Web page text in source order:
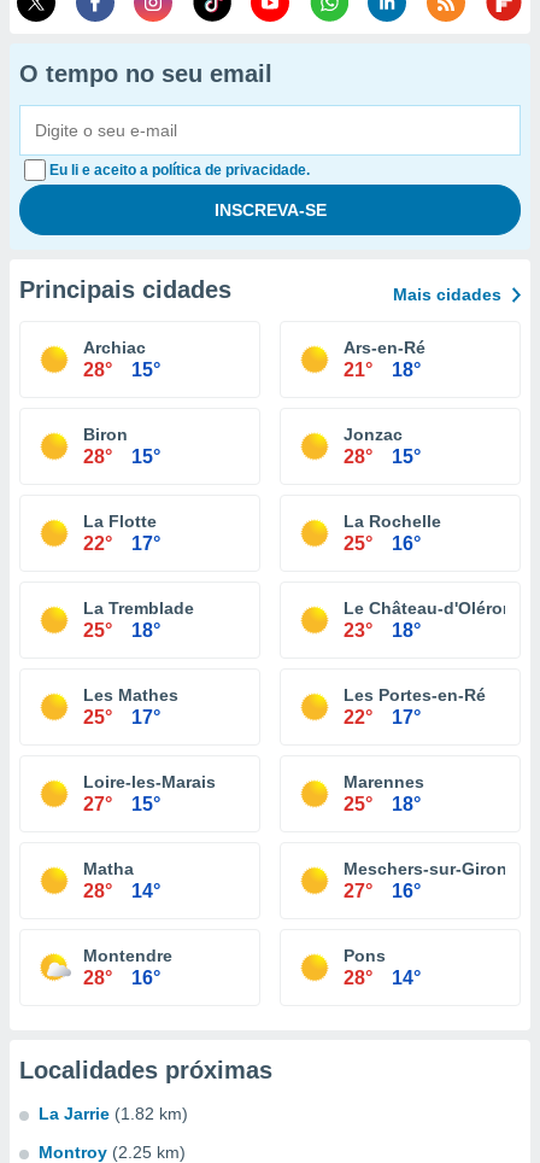
O tempo no seu email
Eu li e aceito a política de privacidade.
Principais cidades Mais cidades
Archiac
28° 15°
Ars-en-Ré
21° 18°
Biron
28° 15°
Jonzac
28° 15°
La Flotte
22° 17°
La Rochelle
25° 16°
La Tremblade
25° 18°
Le Château-d'Oléron
23° 18°
Les Mathes
25° 17°
Les Portes-en-Ré
22° 17°
Loire-les-Marais
27° 15°
Marennes
25° 18°
Matha
28° 14°
Meschers-sur-Gironde
27° 16°
Montendre
28° 16°
Pons
28° 14°
Localidades próximas
La Jarrie (1.82 km)
Montroy (2.25 km)